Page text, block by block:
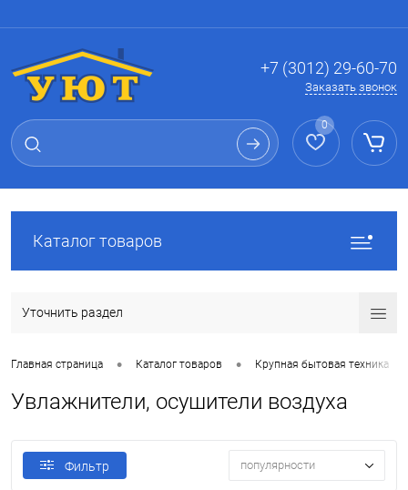
+7 (3012) 29-60-70
Заказать звонок
0
Каталог товаров
Уточнить раздел
Главная страница • Каталог товаров • Крупная бытовая техника
Увлажнители, осушители воздуха
Фильтр популярности